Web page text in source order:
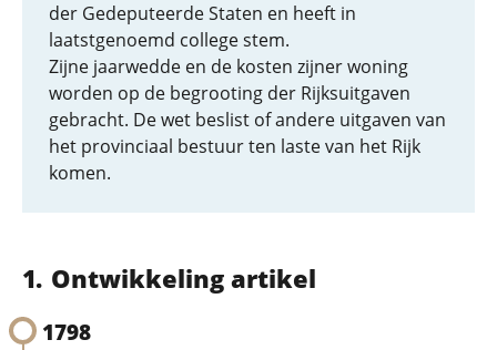
der Gedeputeerde Staten en heeft in
laatstgenoemd college stem.
Zijne jaarwedde en de kosten zijner woning
worden op de begrooting der Rijksuitgaven
gebracht. De wet beslist of andere uitgaven van
het provinciaal bestuur ten laste van het Rijk
komen.
Ontwikkeling artikel
1798